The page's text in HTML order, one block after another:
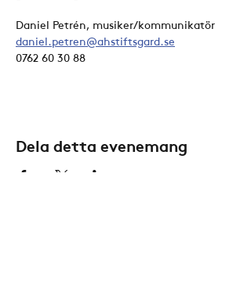
Daniel Petrén, musiker/kommunikatör
daniel.petren@ahstiftsgard.se
0762 60 30 88
Dela detta evenemang